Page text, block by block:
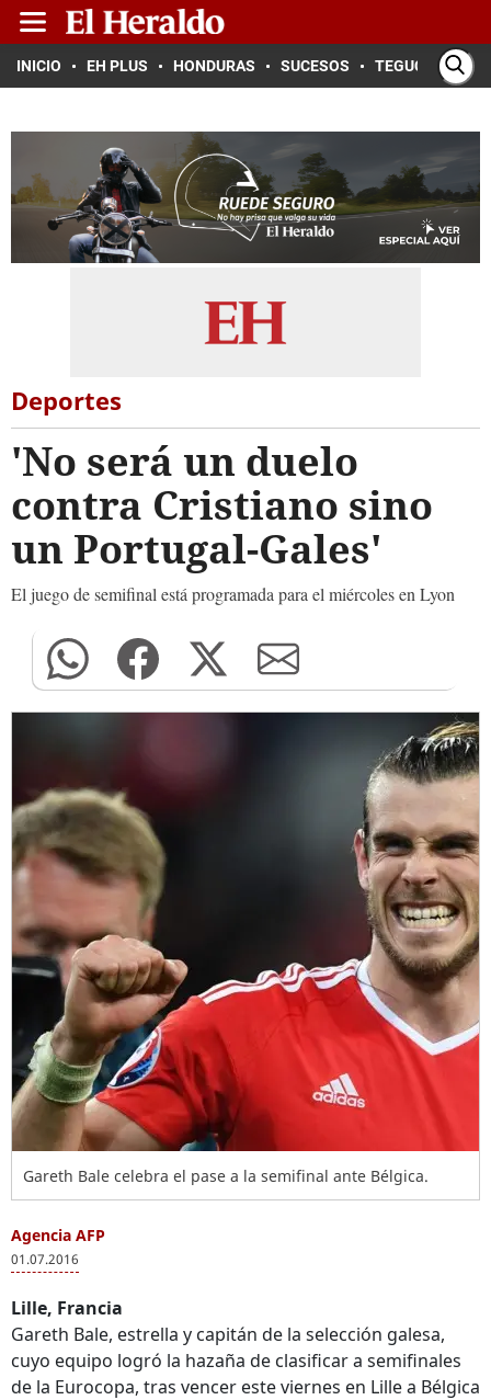
INICIO EH PLUS HONDURAS SUCESOS TEGUCIGALPA
Deportes
'No será un duelo
contra Cristiano sino
un Portugal-Gales'
El juego de semifinal está programada para el miércoles en Lyon
Gareth Bale celebra el pase a la semifinal ante Bélgica.
Agencia AFP
01.07.2016
Lille, Francia
Gareth Bale, estrella y capitán de la selección galesa,
cuyo equipo logró la hazaña de clasificar a semifinales
de la Eurocopa, tras vencer este viernes en Lille a Bélgica